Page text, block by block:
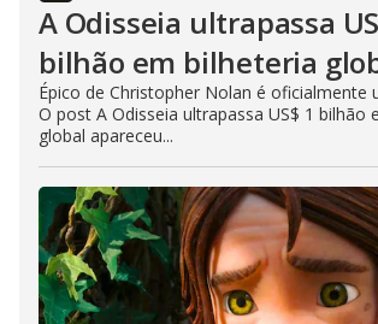
A Odisseia ultrapassa
bilhão em bilheteria
Épico de Christopher Nolan é oficialmente
O post A Odisseia ultrapassa US$ 1 bilhão
global apareceu...